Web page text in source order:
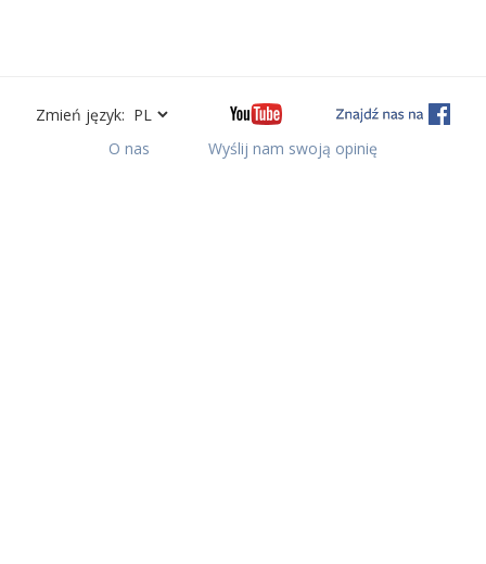
Zmień język:
O nas
Wyślij nam swoją opinię